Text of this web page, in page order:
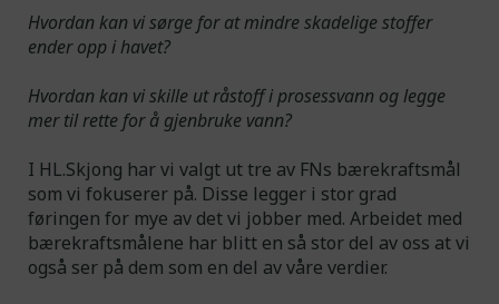
Hvordan kan vi sørge for at mindre skadelige stoffer
ender opp i havet?
Hvordan kan vi skille ut råstoff i prosessvann og legge
mer til rette for å gjenbruke vann?
I HL.Skjong har vi valgt ut tre av FNs bærekraftsmål
som vi fokuserer på. Disse legger i stor grad
føringen for mye av det vi jobber med. Arbeidet med
bærekraftsmålene har blitt en så stor del av oss at vi
også ser på dem som en del av våre verdier.